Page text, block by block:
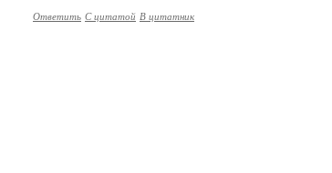
Ответить С цитатой В цитатник